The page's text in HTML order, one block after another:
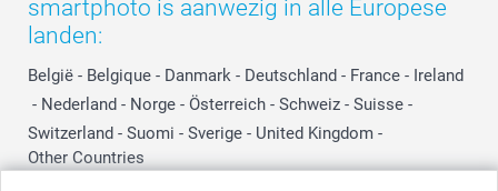
smartphoto is aanwezig in alle Europese
landen:
België - Belgique - Danmark - Deutschland - France - Ireland
- Nederland - Norge - Österreich - Schweiz - Suisse -
Switzerland - Suomi - Sverige - United Kingdom -
Other Countries